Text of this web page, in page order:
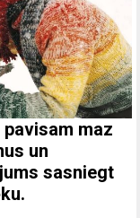
maz
un
sasniegt